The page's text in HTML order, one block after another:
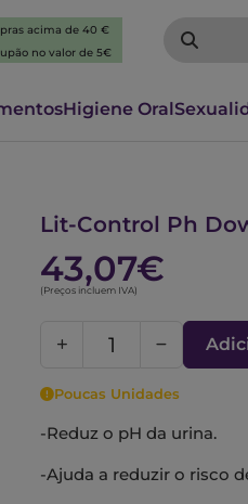
acima de 40 €
no valor de 5€
Higiene Oral
Lit-Control Ph
43,07€
(Preços incluem IVA)
Poucas Unidades
-Reduz o pH da urina.
-Ajuda a reduzir o risco